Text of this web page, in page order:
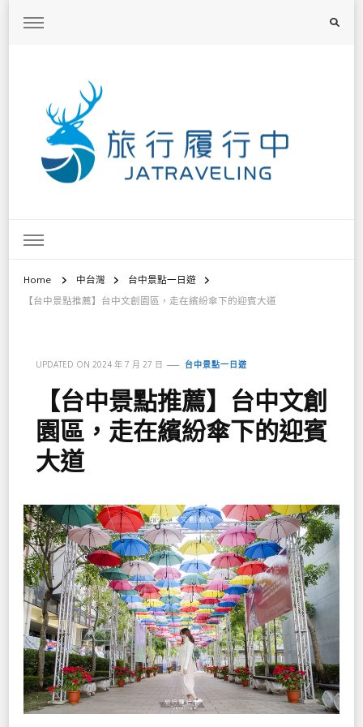
Home 中台灣
台中景點一日遊
【台中景點推薦】台中文創園區，走在繽紛傘下的迎賓大道
UPDATED ON 2024 年 7 月 27 日 台中景點一日遊
【台中景點推薦】台中文創
園區，走在繽紛傘下的迎賓
大道